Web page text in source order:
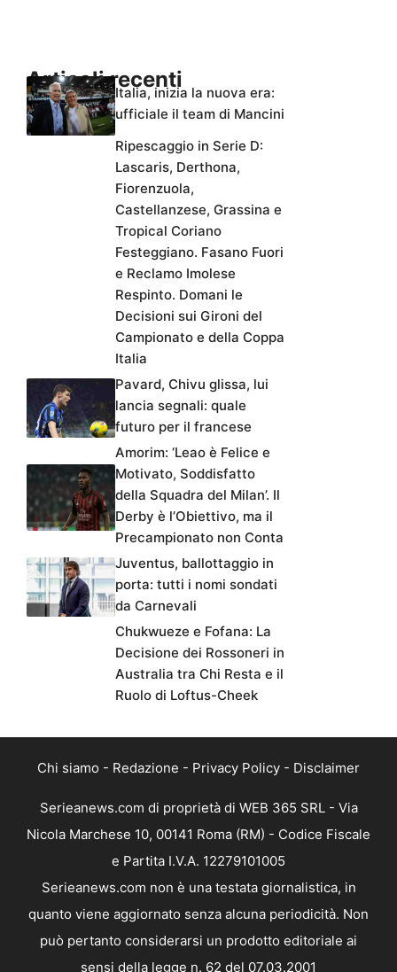
Articoli recenti
Italia, inizia la nuova era:
ufficiale il team di Mancini
Ripescaggio in Serie D:
Lascaris, Derthona,
Fiorenzuola,
Castellanzese, Grassina e
Tropical Coriano
Festeggiano. Fasano Fuori
e Reclamo Imolese
Respinto. Domani le
Decisioni sui Gironi del
Campionato e della Coppa
Italia
Pavard, Chivu glissa, lui
lancia segnali: quale
futuro per il francese
Amorim: ‘Leao è Felice e
Motivato, Soddisfatto
della Squadra del Milan’. Il
Derby è l’Obiettivo, ma il
Precampionato non Conta
Juventus, ballottaggio in
porta: tutti i nomi sondati
da Carnevali
Chukwueze e Fofana: La
Decisione dei Rossoneri in
Australia tra Chi Resta e il
Ruolo di Loftus-Cheek
Chi siamo - Redazione - Privacy Policy - Disclaimer
Serieanews.com di proprietà di WEB 365 SRL - Via
Nicola Marchese 10, 00141 Roma (RM) - Codice Fiscale
e Partita I.V.A. 12279101005
Serieanews.com non è una testata giornalistica, in
quanto viene aggiornato senza alcuna periodicità. Non
può pertanto considerarsi un prodotto editoriale ai
sensi della legge n. 62 del 07.03.2001